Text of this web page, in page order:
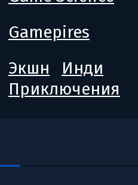
Gamepires
Экшн
Инди
Приключения